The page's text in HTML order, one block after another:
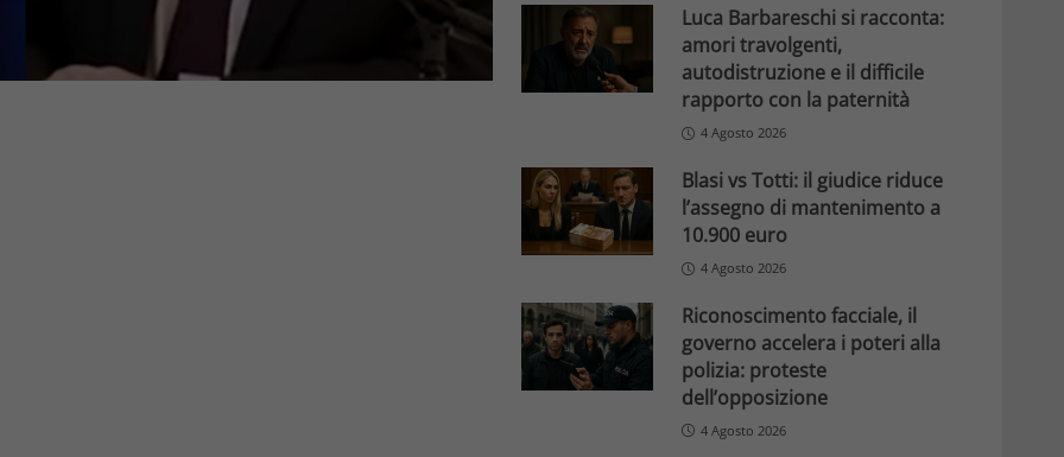
Luca Barbareschi si racconta:
amori travolgenti,
autodistruzione e il difficile
rapporto con la paternità
4 Agosto 2026
Blasi vs Totti: il giudice riduce
l’assegno di mantenimento a
10.900 euro
4 Agosto 2026
Riconoscimento facciale, il
governo accelera i poteri alla
polizia: proteste
dell’opposizione
4 Agosto 2026